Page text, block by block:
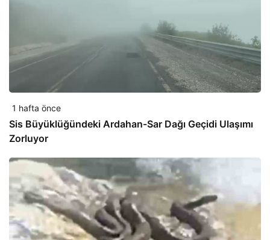
1 hafta önce
Sis Büyüklüğündeki Ardahan-Sar Dağı Geçidi Ulaşımı
Zorluyor